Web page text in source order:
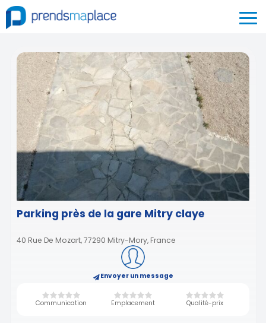
Parking près de la gare Mitry claye
40 Rue De Mozart, 77290 Mitry-Mory, France
Envoyer un message
Communication Emplacement Qualité-prix